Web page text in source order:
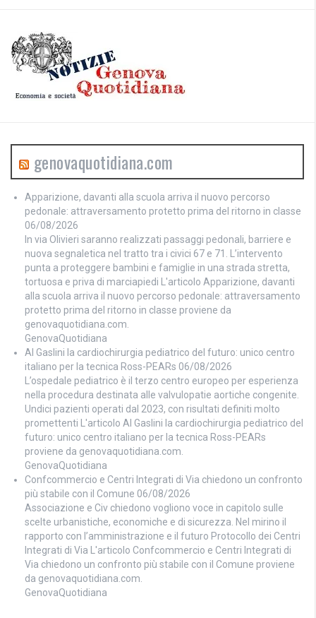
genovaquotidiana.com
Apparizione, davanti alla scuola arriva il nuovo percorso
pedonale: attraversamento protetto prima del ritorno in classe
06/08/2026
In via Olivieri saranno realizzati passaggi pedonali, barriere e
nuova segnaletica nel tratto tra i civici 67 e 71. L’intervento
punta a proteggere bambini e famiglie in una strada stretta,
tortuosa e priva di marciapiedi L'articolo Apparizione, davanti
alla scuola arriva il nuovo percorso pedonale: attraversamento
protetto prima del ritorno in classe proviene da
genovaquotidiana.com.
GenovaQuotidiana
Al Gaslini la cardiochirurgia pediatrico del futuro: unico centro
italiano per la tecnica Ross-PEARs 06/08/2026
L’ospedale pediatrico è il terzo centro europeo per esperienza
nella procedura destinata alle valvulopatie aortiche congenite.
Undici pazienti operati dal 2023, con risultati definiti molto
promettenti L'articolo Al Gaslini la cardiochirurgia pediatrico del
futuro: unico centro italiano per la tecnica Ross-PEARs
proviene da genovaquotidiana.com.
GenovaQuotidiana
Confcommercio e Centri Integrati di Via chiedono un confronto
più stabile con il Comune 06/08/2026
Associazione e Civ chiedono vogliono voce in capitolo sulle
scelte urbanistiche, economiche e di sicurezza. Nel mirino il
rapporto con l’amministrazione e il futuro Protocollo dei Centri
Integrati di Via L'articolo Confcommercio e Centri Integrati di
Via chiedono un confronto più stabile con il Comune proviene
da genovaquotidiana.com.
GenovaQuotidiana